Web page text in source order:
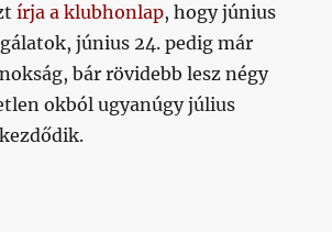
írja a klubhonlap, hogy június
június 24. pedig már
bár rövidebb lesz négy
okból ugyanúgy július
06/06”